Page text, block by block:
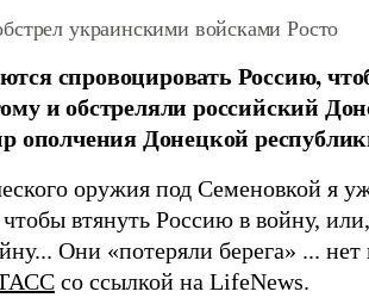
украинскими войсками Росто
спровоцировать Россию,
и обстреляли российский
ополчения Донецкой
оружия под Семеновкой я
втянуть Россию в войну,
Они «потеряли берега» ...
со ссылкой на LifeNews.